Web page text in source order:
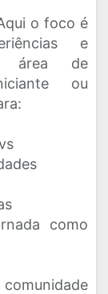
o foco é
e
área de
ou
como